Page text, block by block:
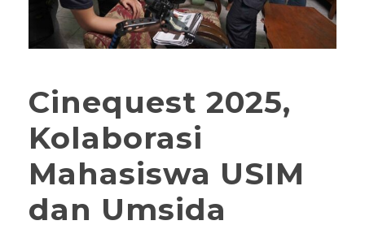
Cinequest 2025,
Kolaborasi
Mahasiswa USIM
dan Umsida